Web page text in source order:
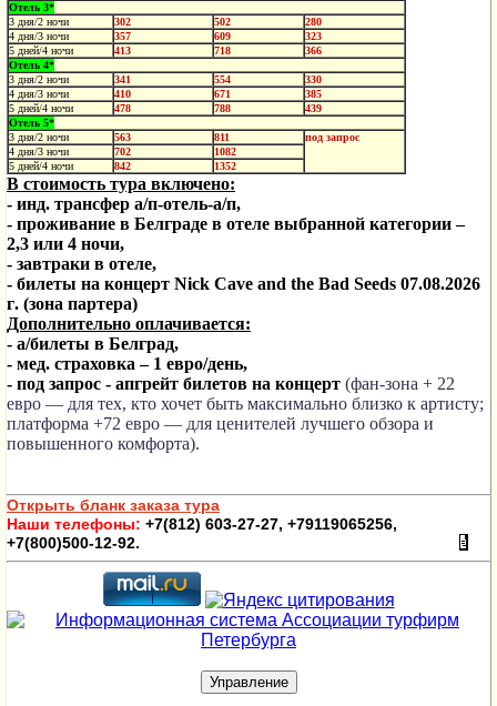
Отель 3*
3 дня/2 ночи
302 502
280
4 дня/3 ночи
357 609
323
5 дней/4 ночи
413 718
366
Отель 4*
3 дня/2 ночи
341 554
330
4 дня/3 ночи
410 671
385
5 дней/4 ночи
478 788
439
Отель 5*
3 дня/2 ночи
563 811
под запрос
4 дня/3 ночи
702
1082
5 дней/4 ночи
842 1352
В стоимость тура включено:
- инд. трансфер а/п-отель-а/п,
- проживание в Белграде в отеле выбранной категории –
2,3 или 4 ночи,
- завтраки в отеле,
- билеты на концерт Nick Cave and the Bad Seeds 07.08.2026
г. (зона партера)
Дополнительно оплачивается:
- а/билеты в Белград,
- мед. страховка – 1 евро/день,
- под запрос - апгрейт билетов на концерт (фан-зона + 22
евро — для тех, кто хочет быть максимально близко к артисту;
платформа +72 евро — для ценителей лучшего обзора и
повышенного комфорта).
Открыть бланк заказа тура
Наши телефоны: +7(812) 603-27-27, +79119065256,
+7(800)500-12-92.